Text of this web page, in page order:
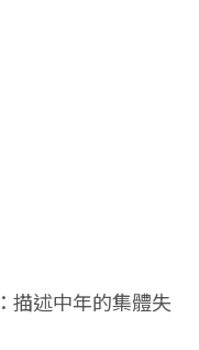
描述中年的集體失